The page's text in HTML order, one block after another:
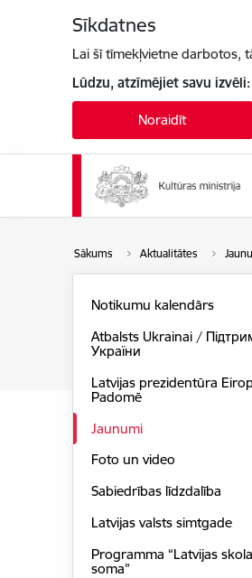
Sīkdatnes
Lai šī tīmekļvietne darbotos,
Lūdzu, atzīmējiet savu izvēli:
Noraidīt
Sākums Aktualitātes
Notikumu kalendārs
Atbalsts Ukrainai /
України
Latvijas prezidentūra
Padomē
Jaunumi
Foto un video
Sabiedrības līdzdalība
Latvijas valsts simtgade
Programma “Latvijas
soma”